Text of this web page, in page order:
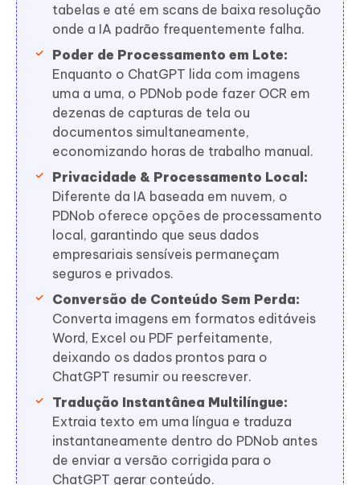
tabelas e até em scans de baixa resolução
onde a IA padrão frequentemente falha.
Poder de Processamento em Lote:
Enquanto o ChatGPT lida com imagens
uma a uma, o PDNob pode fazer OCR em
dezenas de capturas de tela ou
documentos simultaneamente,
economizando horas de trabalho manual.
Privacidade & Processamento Local:
Diferente da IA baseada em nuvem, o
PDNob oferece opções de processamento
local, garantindo que seus dados
empresariais sensíveis permaneçam
seguros e privados.
Conversão de Conteúdo Sem Perda:
Converta imagens em formatos editáveis
Word, Excel ou PDF perfeitamente,
deixando os dados prontos para o
ChatGPT resumir ou reescrever.
Tradução Instantânea Multilíngue:
Extraia texto em uma língua e traduza
instantaneamente dentro do PDNob antes
de enviar a versão corrigida para o
ChatGPT gerar conteúdo.